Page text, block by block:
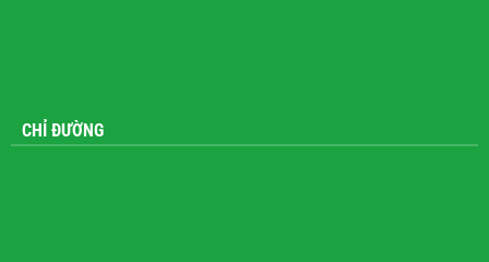
CHỈ ĐƯỜNG